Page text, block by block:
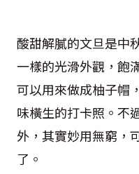
酸甜解膩的文旦是中
一樣的光滑外觀，飽
可以用來做成柚子帽
味橫生的打卡照。不
外，其實妙用無窮，
了。